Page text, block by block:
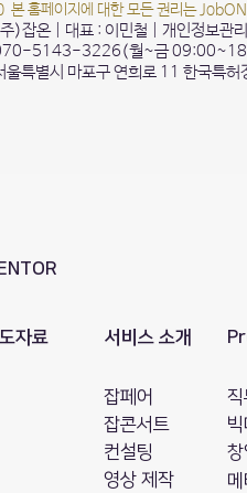
홈페이지에 대한 모든 권리는 JobON
)잡온 | 대표 : 이민철 | 개인정보관
5143-3226(월~금
울특별시 마포구 연희로 11 한국특
자료 서비스 소개
잡페어
잡콘서트
컨설팅
영상 제작
창